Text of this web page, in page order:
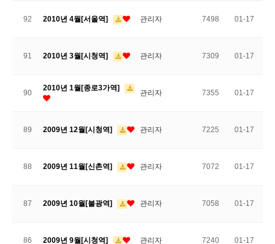
92 2010년 4월[서울역] 관리자 7498 01-17
91 2010년 3월[시청역] 관리자 7309 01-17
90
2010년 1월[종로3가역]
관리자 7355 01-17
89 2009년 12월[시청역] 관리자 7225 01-17
88 2009년 11월[신촌역] 관리자 7072 01-17
87 2009년 10월[불광역] 관리자 7058 01-17
86 2009년 9월[시청역] 관리자 7240 01-17